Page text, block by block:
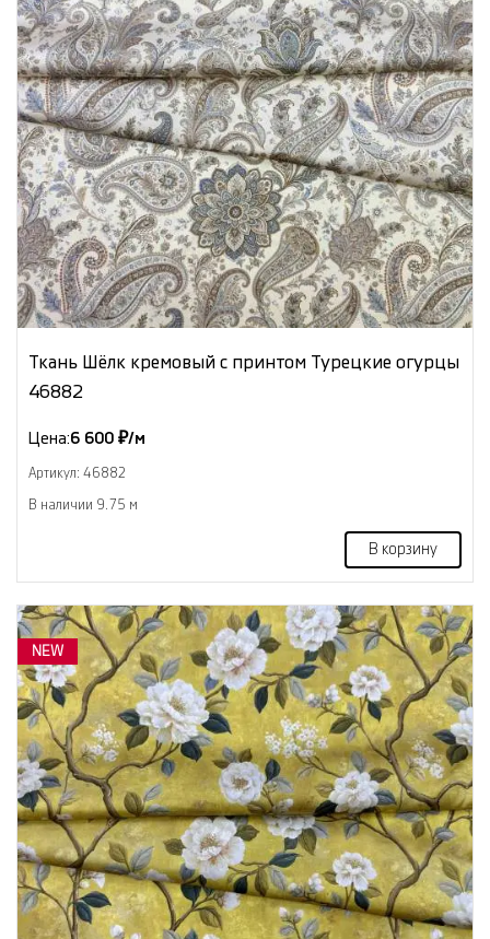
Ткань Шёлк кремовый с принтом Турецкие огурцы
46882
Цена:6 600 ₽/м
Артикул: 46882
В наличии 9.75 м
В корзину
NEW